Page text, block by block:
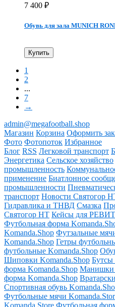
7 400 ₽
Обувь для зала MUNICH
Купить
1
2
...
7
→
admin@megafootball.shop
Магазин Корзина Оформить
Фото Фотопоток Избранное
Блог RSS Легковой транспорт
Энергетика Сельское хозяйство
промышленность
применение Биатлонное
промышленности
транспорт Новости Святогор
Гидравлика и ТНВД Смазка
Святогор НТ Кейсы для
Футбольная форма
Komanda.Shop Футзальные
Komanda.Shop Гетры
футбольные Komanda.Shop
Шиповки Komanda.Shop Бутсы
форма Komanda.Shop Манишки
форма Komanda.Shop
Спортивная обувь
Футбольные мячи